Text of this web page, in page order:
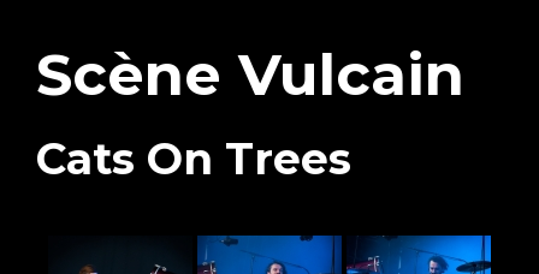
Scène Vulcain
Cats On Trees